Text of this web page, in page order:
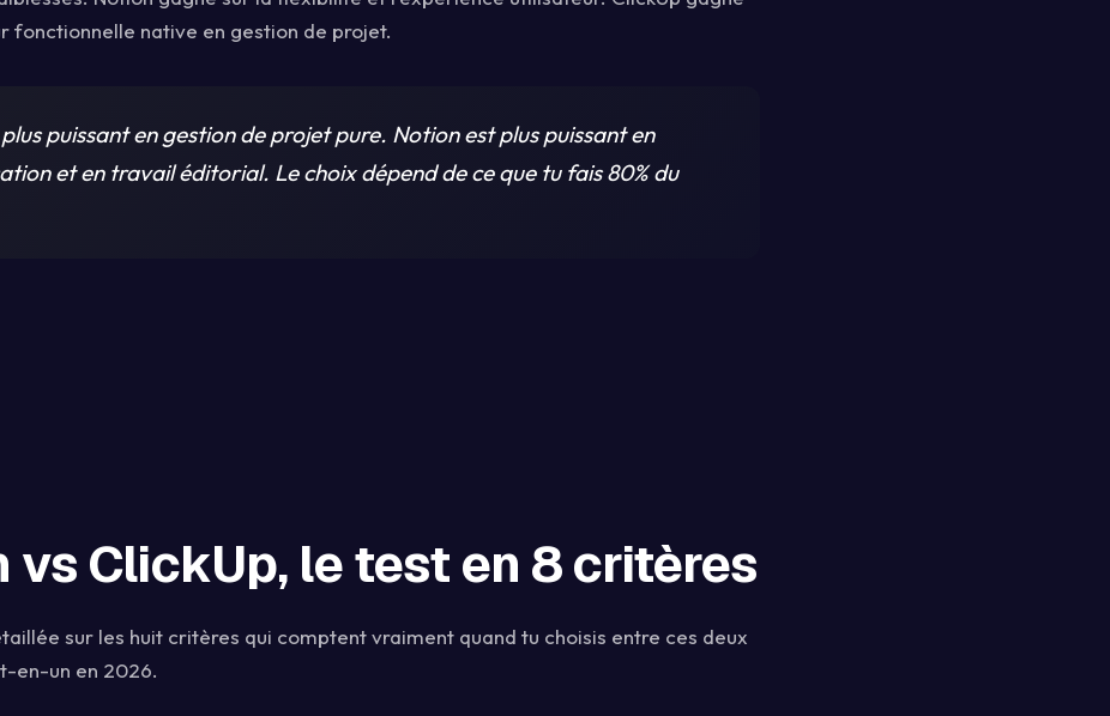
fonctionnelle native en gestion de projet.
puissant en gestion de projet pure. Notion est plus puissant en
et en travail éditorial. Le choix dépend de ce que tu fais 80% du
vs ClickUp, le test en 8 critères
sur les huit critères qui comptent vraiment quand tu choisis entre ces deux
en-un en 2026.